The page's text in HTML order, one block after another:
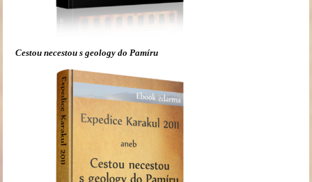
Cestou necestou s geology do Pamíru